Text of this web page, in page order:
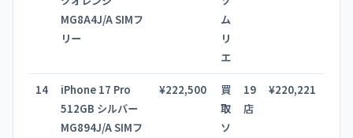
MG8A4J/A SIMフ
リー
ム
リ
エ
14
iPhone 17 Pro
512GB シルバー
MG894J/A SIMフ
¥222,500
買
取
ソ
19
店
¥220,221